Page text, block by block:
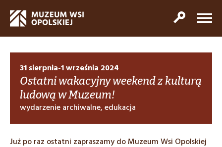
31 sierpnia-1 września 2024
Ostatni wakacyjny weekend z kulturą
ludową w Muzeum!
wydarzenie archiwalne, edukacja
Już po raz ostatni zapraszamy do Muzeum Wsi Opolskiej